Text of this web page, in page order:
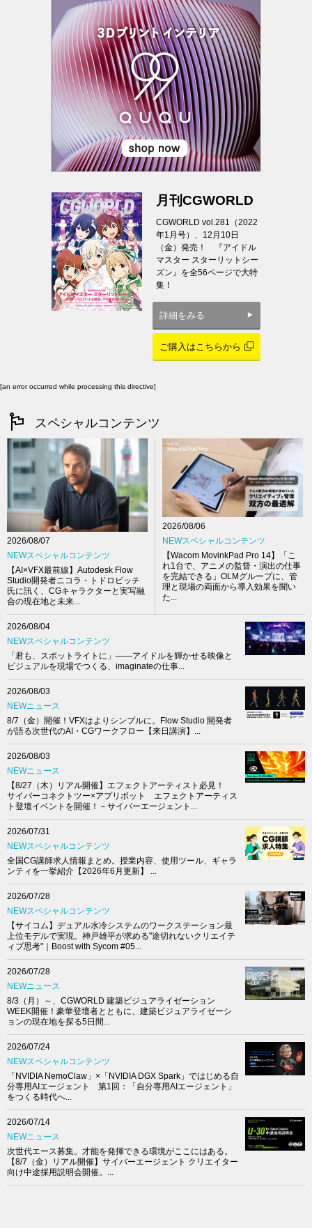
月刊CGWORLD
CGWORLD vol.281（2022
年1月号）、12月10日
（金）発売！ 『アイドル
マスター スターリットシー
ズン』を全56ページで大特
集！
詳細をみる
ご購入はこちらから
[an error occurred while processing this directive]
スペシャルコンテンツ
2026/08/07
NEWスペシャルコンテンツ
【AI×VFX最前線】Autodesk Flow
Studio開発者ニコラ・トドロビッチ
氏に訊く、CGキャラクターと実写融
合の現在地と未来...
2026/08/06
NEWスペシャルコンテンツ
【Wacom MovinkPad Pro 14】「こ
れ1台で、アニメの監督・演出の仕事
を完結できる」OLMグループに、管
理と現場の両面から導入効果を聞い
た...
2026/08/04
NEWスペシャルコンテンツ
「君も、スポットライトに」――アイドルを輝かせる映像と
ビジュアルを現場でつくる、imaginateの仕事...
2026/08/03
NEWニュース
8/7（金）開催！VFXはよりシンプルに。Flow Studio 開発者
が語る次世代のAI・CGワークフロー【来日講演】...
2026/08/03
NEWニュース
【8/27（木）リアル開催】エフェクトアーティスト必見！
サイバーコネクトツー×アプリボット エフェクトアーティス
ト登壇イベントを開催！－サイバーエージェント...
2026/07/31
NEWスペシャルコンテンツ
全国CG講師求人情報まとめ。授業内容、使用ツール、ギャラ
ンティを一挙紹介【2026年6月更新】 ...
2026/07/28
NEWスペシャルコンテンツ
【サイコム】デュアル水冷システムのワークステーション最
上位モデルで実現。神戸雄平が求める"途切れないクリエイテ
ィブ思考"｜Boost with Sycom #05...
2026/07/28
NEWニュース
8/3（月）～、CGWORLD 建築ビジュアライゼーション
WEEK開催！豪華登壇者とともに、建築ビジュアライゼーシ
ョンの現在地を探る5日間...
2026/07/24
NEWスペシャルコンテンツ
「NVIDIA NemoClaw」×「NVIDIA DGX Spark」ではじめる自
分専用AIエージェント 第1回：「自分専用AIエージェント」
をつくる時代へ...
2026/07/14
NEWニュース
次世代エース募集。才能を発揮できる環境がここにはある。
【8/7（金）リアル開催】サイバーエージェント クリエイター
向け中途採用説明会開催。...